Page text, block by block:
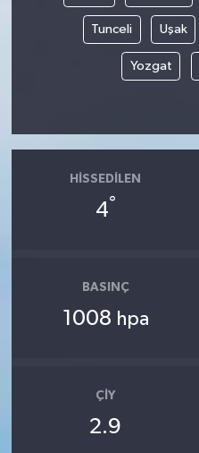
Tunceli Uşak
Yozgat
HISSEDILEN
4°
BASINÇ
1008 hpa
ÇIY
2.9